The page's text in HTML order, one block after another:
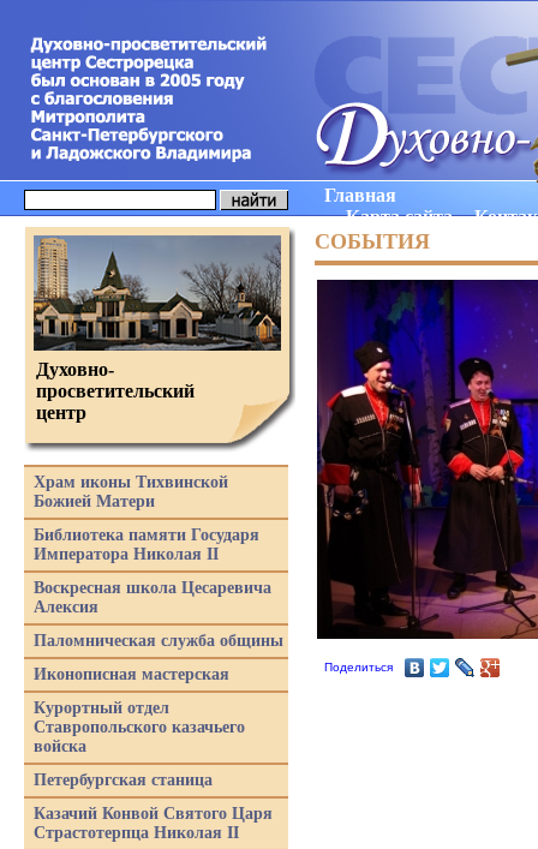
Главная
Карта сайта
СОБЫТИЯ
Поделиться
Духовно-
просветительский
центр
Храм иконы Тихвинской
Божией Матери
Библиотека памяти Государя
Императора Николая II
Воскресная школа Цесаревича
Алексия
Паломническая служба общины
Иконописная мастерская
Курортный отдел
Ставропольского казачьего
войска
Петербургская станица
Казачий Конвой Святого Царя
Страстотерпца Николая II